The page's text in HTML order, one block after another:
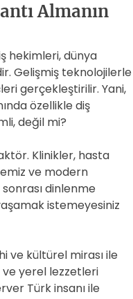
Almanın
hekimleri, dünya
Gelişmiş teknolojilerle
gerçekleştirilir. Yani,
özellikle diş
değil mi?
Klinikler, hasta
ve modern
dinlenme
istemeyesiniz
ve kültürel mirası ile
ve yerel lezzetleri
Türk insanı ile